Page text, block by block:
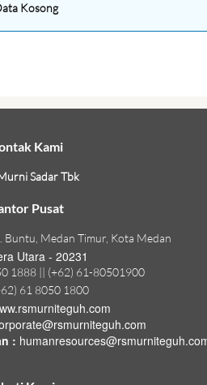
Kosong
Kami
Sadar Tbk
Pusat
Buntu, Medan Timur, Kota Medan
Utara - 20231
1888 || (+62) 61-80501900
61 8050 1800
: